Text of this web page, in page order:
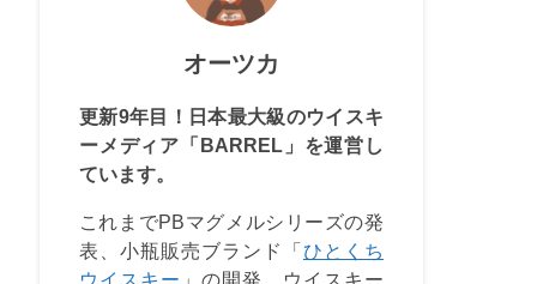
オーツカ
更新9年目！日本最大級のウイスキ
ーメディア「BARREL」を運営し
ています。
これまでPBマグメルシリーズの発
表、小瓶販売ブランド「ひとくち
ウイスキー 」の開発、ウイスキー